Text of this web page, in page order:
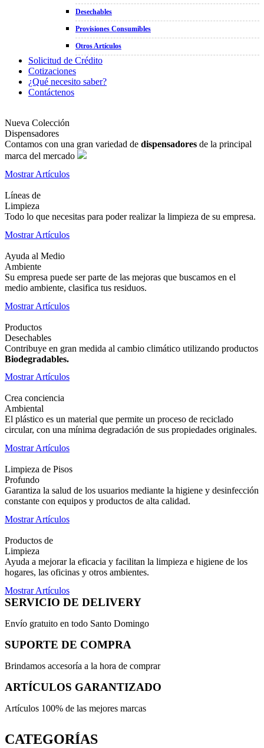
Desechables
Provisiones Consumibles
Otros Artículos
Solicitud de Crédito
Cotizaciones
¿Qué necesito saber?
Contáctenos
Nueva Colección
Dispensadores
Contamos con una gran variedad de dispensadores de la principal
marca del mercado
Mostrar Artículos
Líneas de
Limpieza
Todo lo que necesitas para poder realizar la limpieza de su empresa.
Mostrar Artículos
Ayuda al Medio
Ambiente
Su empresa puede ser parte de las mejoras que buscamos en el
medio ambiente, clasifica tus residuos.
Mostrar Artículos
Productos
Desechables
Contribuye en gran medida al cambio climático utilizando productos
Biodegradables.
Mostrar Artículos
Crea conciencia
Ambiental
El plástico es un material que permite un proceso de reciclado
circular, con una mínima degradación de sus propiedades originales.
Mostrar Artículos
Limpieza de Pisos
Profundo
Garantiza la salud de los usuarios mediante la higiene y desinfección
constante con equipos y productos de alta calidad.
Mostrar Artículos
Productos de
Limpieza
Ayuda a mejorar la eficacia y facilitan la limpieza e higiene de los
hogares, las oficinas y otros ambientes.
Mostrar Artículos
SERVICIO DE DELIVERY
Envío gratuito en todo Santo Domingo
SUPORTE DE COMPRA
Brindamos accesoría a la hora de comprar
ARTÍCULOS GARANTIZADO
Artículos 100% de las mejores marcas
CATEGORÍAS